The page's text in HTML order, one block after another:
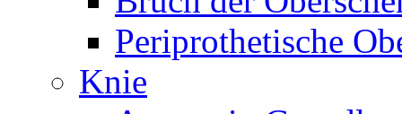
Periprothetische
Knie